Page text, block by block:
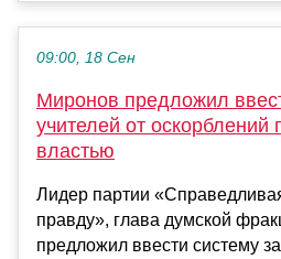
09:00, 18 Сен
Миронов предложил
учителей от оскорблений
властью
Лидер партии
правду», глава думской
предложил ввести систему